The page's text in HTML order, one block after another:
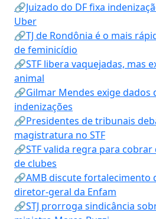
🔗Juizado do DF fixa
Uber
🔗TJ de Rondônia é o mais
de feminicídio
🔗STF libera vaquejadas, mas
animal
🔗Gilmar Mendes exige dados
indenizações
🔗Presidentes de tribunais
magistratura no STF
🔗STF valida regra para
de clubes
🔗AMB discute fortalecimento
diretor-geral da Enfam
🔗STJ prorroga sindicância